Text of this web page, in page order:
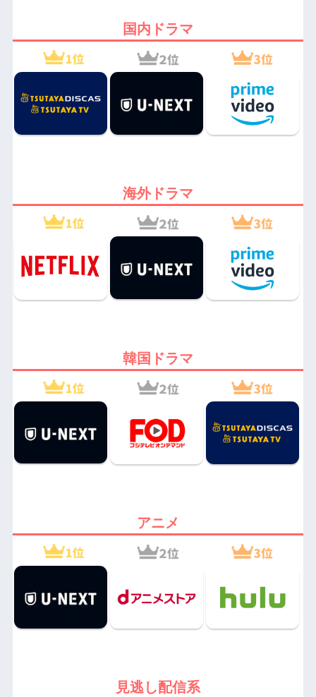
国内ドラマ
海外ドラマ
韓国ドラマ
アニメ
見逃し配信系